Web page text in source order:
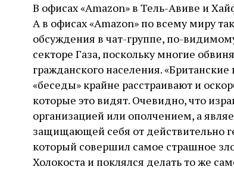
В офисах «Amazon» в Тель-Авиве и
А в офисах «Amazon» по всему миру
обсуждения в чат-группе, по-
секторе Газа, поскольку многие
гражданского населения.
«беседы» крайне расстраивают и
которые это видят. Очевидно, что
организацией или ополчением, а
защищающей себя от действительно
который совершил самое страшное
Холокоста и поклялся делать то же